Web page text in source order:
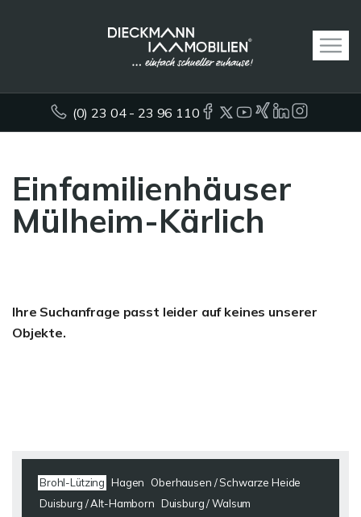
(0) 23 04 - 23 96 110
Einfamilienhäuser
Mülheim-Kärlich
Ihre Suchanfrage passt leider auf keines unserer
Objekte.
Brohl-Lützing Hagen
Oberhausen / Schwarze Heide
Duisburg / Alt-Hamborn Duisburg / Walsum